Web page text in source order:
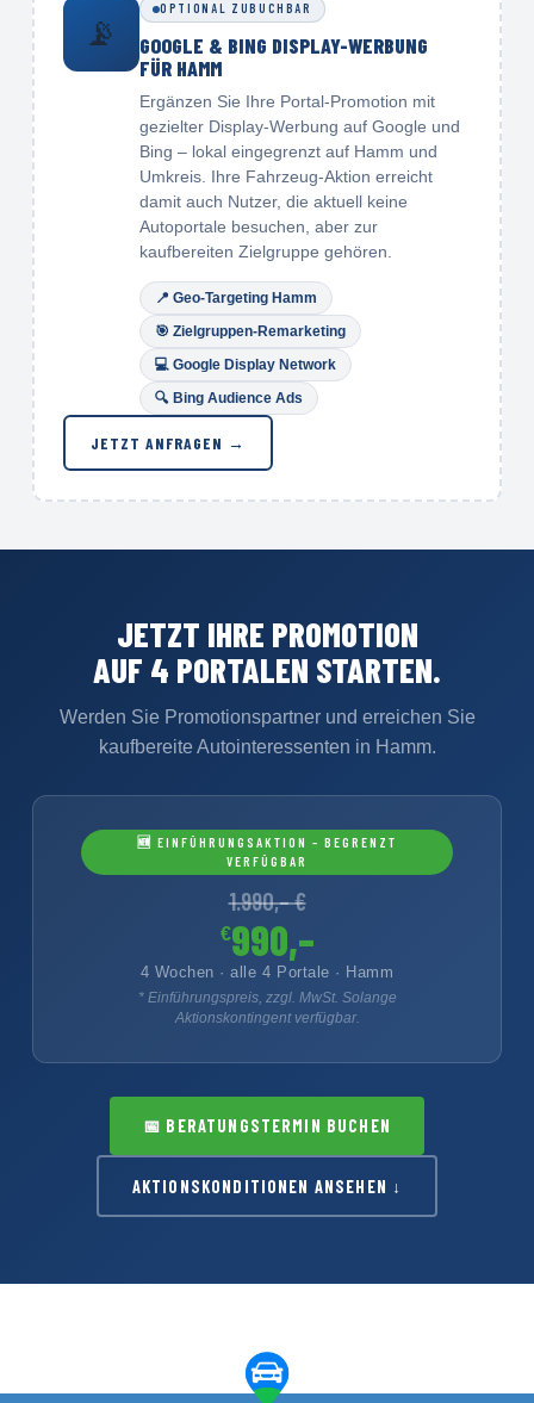
📡
OPTIONAL ZUBUCHBAR
GOOGLE & BING DISPLAY-WERBUNG
FÜR HAMM
Ergänzen Sie Ihre Portal-Promotion mit
gezielter Display-Werbung auf Google und
Bing – lokal eingegrenzt auf Hamm und
Umkreis. Ihre Fahrzeug-Aktion erreicht
damit auch Nutzer, die aktuell keine
Autoportale besuchen, aber zur
kaufbereiten Zielgruppe gehören.
📍 Geo-Targeting Hamm
🎯 Zielgruppen-Remarketing
💻 Google Display Network
🔍Bing Audience Ads
JETZT ANFRAGEN →
JETZT IHRE PROMOTION
AUF 4 PORTALEN STARTEN.
Werden Sie Promotionspartner und erreichen Sie
kaufbereite Autointeressenten in Hamm.
🆕 EINFÜHRUNGSAKTION – BEGRENZT
VERFÜGBAR
1.990,– €
€990,–
4 Wochen · alle 4 Portale · Hamm
* Einführungspreis, zzgl. MwSt. Solange
Aktionskontingent verfügbar.
📅 BERATUNGSTERMIN BUCHEN
AKTIONSKONDITIONEN ANSEHEN ↓